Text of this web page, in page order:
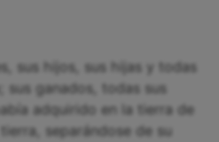
sus hijos, sus hijas y todas
sus ganados, todas sus
adquirido en la tierra de
separándose de su